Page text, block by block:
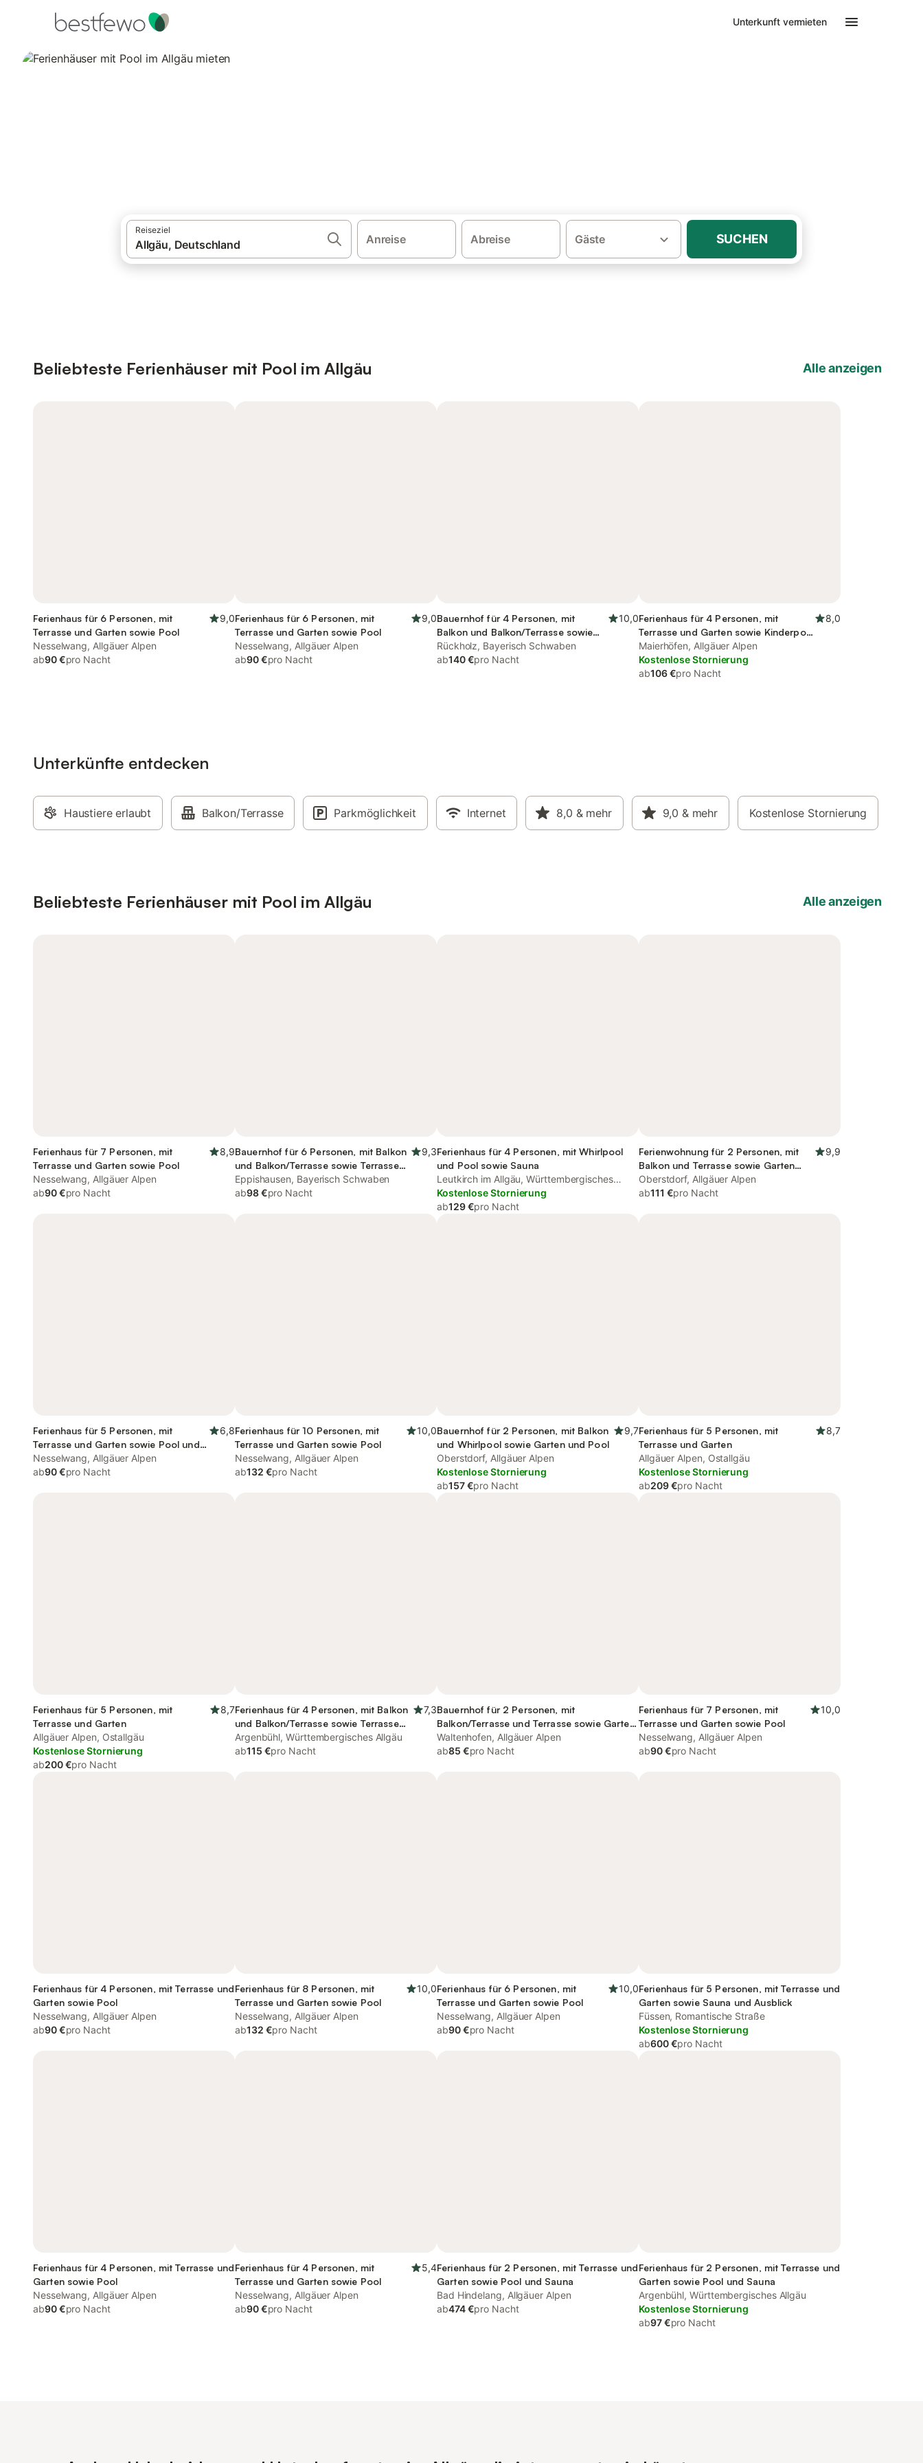
Unterkunft vermieten
Reiseziel
Anreise Abreise Gäste SUCHEN
Beliebteste Ferienhäuser mit Pool im Allgäu Alle anzeigen
Ferienhaus für 6 Personen, mit
Terrasse und Garten sowie Pool
9,0
Nesselwang, Allgäuer Alpen
ab90 €pro Nacht
Ferienhaus für 6 Personen, mit
Terrasse und Garten sowie Pool
9,0
Nesselwang, Allgäuer Alpen
ab90 €pro Nacht
Bauernhof für 4 Personen, mit
Balkon und Balkon/Terrasse sowie
Terrasse und Garten
10,0
Rückholz, Bayerisch Schwaben
ab140 €pro Nacht
Ferienhaus für 4 Personen, mit
Terrasse und Garten sowie Kinderpool
und Sauna
8,0
Maierhöfen, Allgäuer Alpen
Kostenlose Stornierung
ab106 €pro Nacht
Unterkünfte entdecken
Haustiere erlaubt Balkon/Terrasse Parkmöglichkeit Internet 8,0 & mehr 9,0 & mehr Kostenlose Stornierung
Beliebteste Ferienhäuser mit Pool im Allgäu Alle anzeigen
Ferienhaus für 7 Personen, mit
Terrasse und Garten sowie Pool
8,9
Nesselwang, Allgäuer Alpen
ab90 €pro Nacht
Bauernhof für 6 Personen, mit Balkon
und Balkon/Terrasse sowie Terrasse
und Garten
9,3
Eppishausen, Bayerisch Schwaben
ab98 €pro Nacht
Ferienhaus für 4 Personen, mit Whirlpool
und Pool sowie Sauna
Leutkirch im Allgäu, Württembergisches
Allgäu
Kostenlose Stornierung
ab129 €pro Nacht
Ferienwohnung für 2 Personen, mit
Balkon und Terrasse sowie Garten
und Ausblick
9,9
Oberstdorf, Allgäuer Alpen
ab111 €pro Nacht
Ferienhaus für 5 Personen, mit
Terrasse und Garten sowie Pool und
Sauna
6,8
Nesselwang, Allgäuer Alpen
ab90 €pro Nacht
Ferienhaus für 10 Personen, mit
Terrasse und Garten sowie Pool
10,0
Nesselwang, Allgäuer Alpen
ab132 €pro Nacht
Bauernhof für 2 Personen, mit Balkon
und Whirlpool sowie Garten und Pool
9,7
Oberstdorf, Allgäuer Alpen
Kostenlose Stornierung
ab157 €pro Nacht
Ferienhaus für 5 Personen, mit
Terrasse und Garten
8,7
Allgäuer Alpen, Ostallgäu
Kostenlose Stornierung
ab209 €pro Nacht
Ferienhaus für 5 Personen, mit
Terrasse und Garten
8,7
Allgäuer Alpen, Ostallgäu
Kostenlose Stornierung
ab200 €pro Nacht
Ferienhaus für 4 Personen, mit Balkon
und Balkon/Terrasse sowie Terrasse
und Garten
7,3
Argenbühl, Württembergisches Allgäu
ab115 €pro Nacht
Bauernhof für 2 Personen, mit
Balkon/Terrasse und Terrasse sowie Garten
und Pool
Waltenhofen, Allgäuer Alpen
ab85 €pro Nacht
Ferienhaus für 7 Personen, mit
Terrasse und Garten sowie Pool
10,0
Nesselwang, Allgäuer Alpen
ab90 €pro Nacht
Ferienhaus für 4 Personen, mit Terrasse und
Garten sowie Pool
Nesselwang, Allgäuer Alpen
ab90 €pro Nacht
Ferienhaus für 8 Personen, mit
Terrasse und Garten sowie Pool
10,0
Nesselwang, Allgäuer Alpen
ab132 €pro Nacht
Ferienhaus für 6 Personen, mit
Terrasse und Garten sowie Pool
10,0
Nesselwang, Allgäuer Alpen
ab90 €pro Nacht
Ferienhaus für 5 Personen, mit Terrasse und
Garten sowie Sauna und Ausblick
Füssen, Romantische Straße
Kostenlose Stornierung
ab600 €pro Nacht
Ferienhaus für 4 Personen, mit Terrasse und
Garten sowie Pool
Nesselwang, Allgäuer Alpen
ab90 €pro Nacht
Ferienhaus für 4 Personen, mit
Terrasse und Garten sowie Pool
5,4
Nesselwang, Allgäuer Alpen
ab90 €pro Nacht
Ferienhaus für 2 Personen, mit Terrasse und
Garten sowie Pool und Sauna
Bad Hindelang, Allgäuer Alpen
ab474 €pro Nacht
Ferienhaus für 2 Personen, mit Terrasse und
Garten sowie Pool und Sauna
Argenbühl, Württembergisches Allgäu
Kostenlose Stornierung
ab97 €pro Nacht